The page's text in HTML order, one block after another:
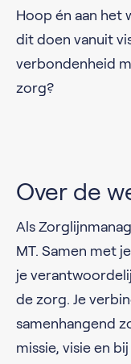
Hoop én aan het
dit doen vanuit
verbondenheid
zorg?
Over de
Als
MT. Samen met
je
de zorg. Je
samenhangend
missie, visie en